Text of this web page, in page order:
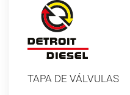
TAPA DE VÁLVULAS